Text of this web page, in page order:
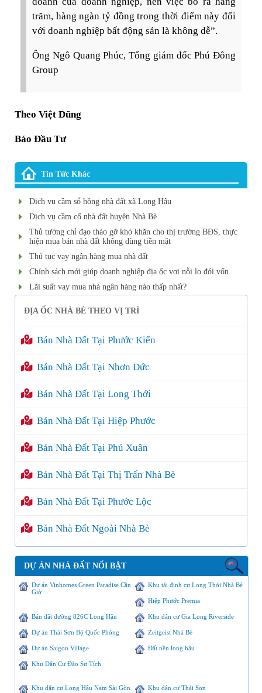
trăm, hàng ngàn tỷ đồng trong thời điểm này đối
với doanh nghiệp bất động sản là không dễ”.
Ông Ngô Quang Phúc, Tổng giám đốc Phú Đông
Group
Theo Việt Dũng
Báo Đầu Tư
Tin Tức Khác
Dịch vụ cầm sổ hồng nhà đất xã Long Hậu
Dịch vụ cầm cố nhà đất huyện Nhà Bè
Thủ tướng chỉ đạo tháo gỡ khó khăn cho thị trường BĐS, thực
hiện mua bán nhà đất không dùng tiền mặt
Thủ tục vay ngân hàng mua nhà đất
Chính sách mới giúp doanh nghiệp địa ốc vơi nỗi lo đói vốn
Lãi suất vay mua nhà ngân hàng nào thấp nhất?
ĐỊA ỐC NHÀ BÈ THEO VỊ TRÍ
Bán Nhà Đất Tại Phước Kiển
Bán Nhà Đất Tại Nhơn Đức
Bán Nhà Đất Tại Long Thới
Bán Nhà Đất Tại Hiệp Phước
Bán Nhà Đất Tại Phú Xuân
Bán Nhà Đất Tại Thị Trấn Nhà Bè
Bán Nhà Đất Tại Phước Lộc
Bán Nhà Đất Ngoài Nhà Bè
DỰ ÁN NHÀ ĐẤT NỔI BẬT
Dự án Vinhomes Green Paradise Cần
Giờ
Khu tái định cư Long Thới Nhà Bè
Hiệp Phước Premia
Bán đất đường 826C Long Hậu Khu dân cư Gia Long Riverside
Dự án Thái Sơn Bộ Quốc Phòng Zeitgeist Nhà Bè
Dự án Saigon Village Đất nền long hậu
Khu Dân Cư Đào Sư Tích
Khu dân cư Long Hậu Nam Sài Gòn Khu dân cư Thái Sơn